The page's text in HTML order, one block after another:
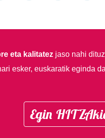
eta kalitatezjaso nahi
esker, euskaratik eginda
Egin